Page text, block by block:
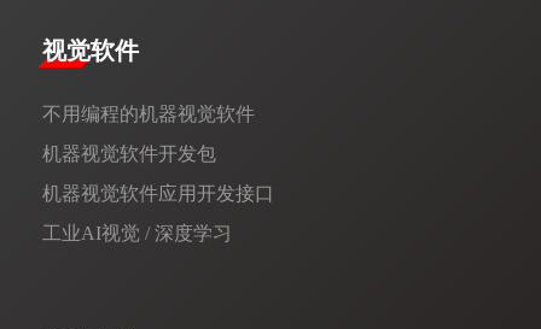
视觉软件
不用编程的机器视觉软件
机器视觉软件开发包
机器视觉软件应用开发接口
工业AI视觉 / 深度学习